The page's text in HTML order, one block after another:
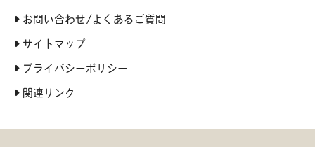
お問い合わせ/よくあるご質問
サイトマップ
プライバシーポリシー
関連リンク